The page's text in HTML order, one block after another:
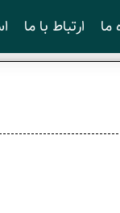
ما ارتباط با ما